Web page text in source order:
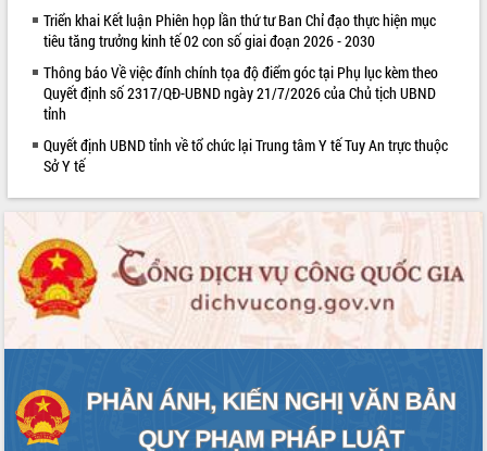
UBND tỉnh Đắk Lắk triển khai nhiệm
vụ 6 tháng cuối năm 2026
Kỳ họp thứ Hai, Hội đồng nhân dân
tỉnh khóa XI quyết nghị nhiều nội dung
quan trọng
Bí thư Tỉnh ủy Lương Nguyễn Minh
Triết thăm, tặng quà người có công với
phát triển mới
Thường trực HĐND tỉnh Đắk Lắk gặp
mặt Đoàn chuyên gia y tế TP. Hồ Chí
Minh
Lễ truy điệu và an táng hài cốt liệt sĩ
Bàn giải pháp tháo gỡ khó khăn trong
xuất khẩu sầu riêng và triển khai quy
định EUDR
Triển khai Kết luận Phiên họp lần thứ tư Ban Chỉ đạo thực hiện mục
tiêu tăng trưởng kinh tế 02 con số giai đoạn 2026 - 2030
Thông báo Về việc đính chính tọa độ điểm góc tại Phụ lục kèm theo
Quyết định số 2317/QĐ-UBND ngày 21/7/2026 của Chủ tịch UBND
tỉnh
Quyết định UBND tỉnh về tổ chức lại Trung tâm Y tế Tuy An trực thuộc
Sở Y tế